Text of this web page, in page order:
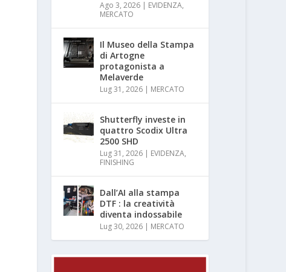
Ago 3, 2026 | EVIDENZA,
MERCATO
Il Museo della Stampa
di Artogne
protagonista a
Melaverde
Lug 31, 2026 | MERCATO
Shutterfly investe in
quattro Scodix Ultra
2500 SHD
Lug 31, 2026 | EVIDENZA,
FINISHING
Dall’AI alla stampa
DTF : la creatività
diventa indossabile
Lug 30, 2026 | MERCATO